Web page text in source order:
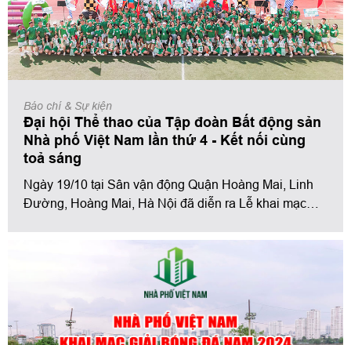
Báo chí & Sự kiện
Đại hội Thể thao của Tập đoàn Bất động sản
Nhà phố Việt Nam lần thứ 4 - Kết nối cùng
toả sáng
Ngày 19/10 tại Sân vận động Quận Hoàng Mai, Linh
Đường, Hoàng Mai, Hà Nội đã diễn ra Lễ khai mạc
Việt Nam lần thứ 4.